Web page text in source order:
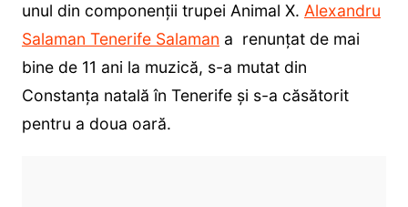
unul din componenții trupei Animal X. Alexandru
Salaman Tenerife Salaman a renunțat de mai
bine de 11 ani la muzică, s-a mutat din
Constanța natală în Tenerife și s-a căsătorit
pentru a doua oară.